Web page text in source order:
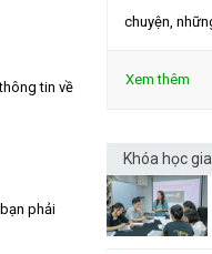
tin về
phải
chuyện,
Xem thêm
Khóa học